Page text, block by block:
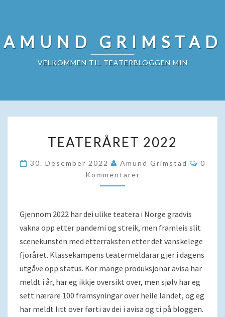
content
AMUND GRIMSTAD
VELKOMMEN TIL TEATERBLOGGEN MIN
2022
TEATERÅRET 2022
30. Desember 2022 Amund Grimstad
0
Kommentarer
Gjennom 2022 har dei ulike teatera i Norge gradvis
vakna opp etter pandemi og streik, men framleis slit
scenekunsten med etterraksten etter det vanskelege
fjoråret. Klassekampens teatermeldarar gjer i dagens
utgåve opp status. Kor mange produksjonar avisa har
meldt i år, har eg ikkje oversikt over, men sjølv har eg
sett nærare 100 framsyningar over heile landet, og eg
har meldt litt over førti av dei i avisa og ti på bloggen.